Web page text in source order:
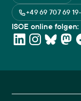
+49 69 707 69
ISOE online folgen: